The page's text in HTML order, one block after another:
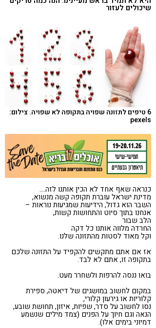
קורונה
שיכולים לעזור
6 טיפים לתזונה שפויה בתקופה לא שפויה. צילום:
pexels
כנראה שאף אחד לא הכין אותנו לזה….
מדינת ישראל עוברת תקופה קשה מנשוא,
השבר הוא גדול, הידיעות שמגיעות נוראות –
אנחנו בתוך סיוט והתחושות קשות,
הלב שבור
החרדה מלווה אותנו כל דקה
וקל מאוד לסטות מהתזונה שלנו.
אז אם אתם מתקשים להקפיד על התזונה שלכם
בתקופה זו, אתם לא לבד.
בואו ננסה להרפות ולשחרר מעט.
במקום לחשוב במושגים של דיאטה, ספירת
קלוריות או גירעון קלורי,
נסו לחשוב על סדר, שפיות, איזון, תחושת שובע,
הנאה וגם חיוך על הפנים (צמד מילים שנשמע
דמיוני בימים אלו).